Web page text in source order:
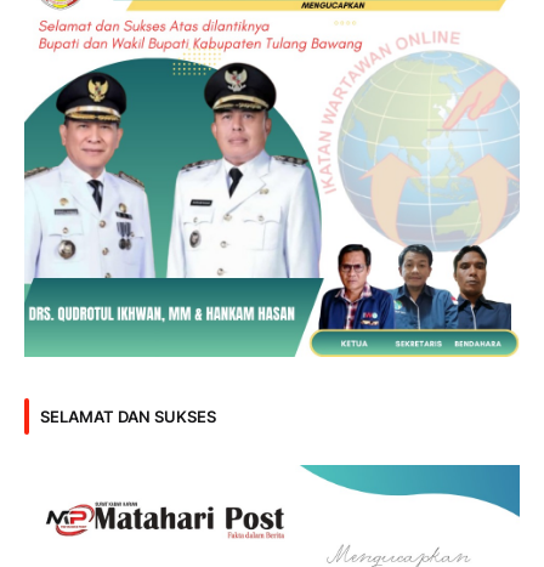
SELAMAT DAN SUKSES